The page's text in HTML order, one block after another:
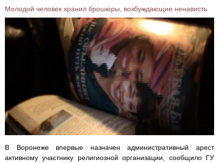
Молодой человек хранил брошюры, возбуждающие ненависть
В Воронеже впервые назначен административный арест
активному участнику религиозной организации, сообщило ГУ